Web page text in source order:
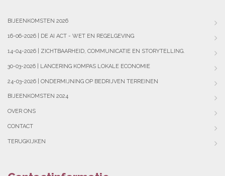
BIJEENKOMSTEN 2026
16-06-2026 | DE AI ACT - WET EN REGELGEVING
14-04-2026 | ZICHTBAARHEID, COMMUNICATIE EN STORYTELLING.
30-03-2026 | LANCERING KOMPAS LOKALE ECONOMIE
24-03-2026 | ONDERMIJNING OP BEDRIJVEN TERREINEN
BIJEENKOMSTEN 2024
OVER ONS
CONTACT
TERUGKIJKEN